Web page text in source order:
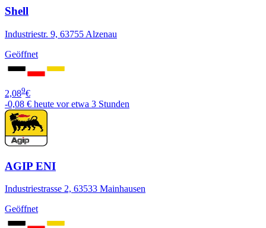
Shell
Industriestr. 9, 63755 Alzenau
Geöffnet
2,089€
-0,08 € heute vor etwa 3 Stunden
AGIP ENI
Industriestrasse 2, 63533 Mainhausen
Geöffnet